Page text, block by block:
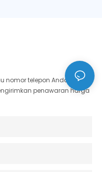
nomor telepon Anda di
penawaran harga